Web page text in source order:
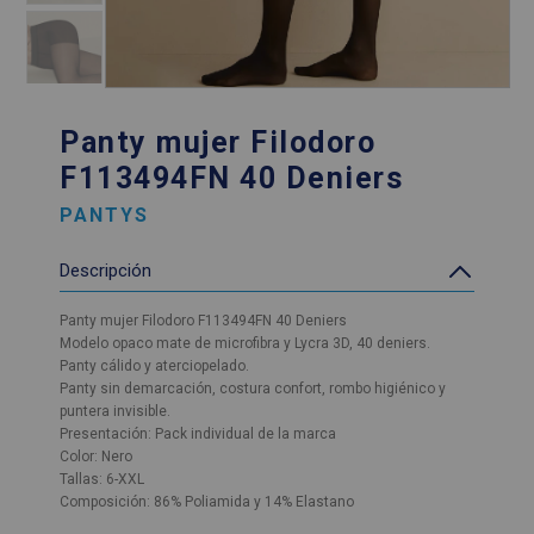
Panty mujer Filodoro
F113494FN 40 Deniers
PANTYS
Descripción
Panty mujer Filodoro F113494FN 40 Deniers
Modelo opaco mate de microfibra y Lycra 3D, 40 deniers.
Panty cálido y aterciopelado.
Panty sin demarcación, costura confort, rombo higiénico y
puntera invisible.
Presentación: Pack individual de la marca
Color: Nero
Tallas: 6-XXL
Composición: 86% Poliamida y 14% Elastano